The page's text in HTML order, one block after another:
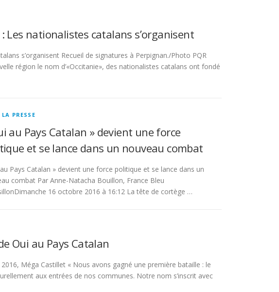
Les nationalistes catalans s’organisent
s’organisent Recueil de signatures à Perpignan./Photo PQR
région le nom d’«Occitanie», des nationalistes catalans ont fondé
PRESSE
au Pays Catalan » devient une force
et se lance dans un nouveau combat
Pays Catalan » devient une force politique et se lance dans un
combat Par Anne-Natacha Bouillon, France Bleu
16 octobre 2016 à 16:12 La tête de cortège …
Oui au Pays Catalan
Méga Castillet « Nous avons gagné une première bataille : le
aux entrées de nos communes. Notre nom s’inscrit avec